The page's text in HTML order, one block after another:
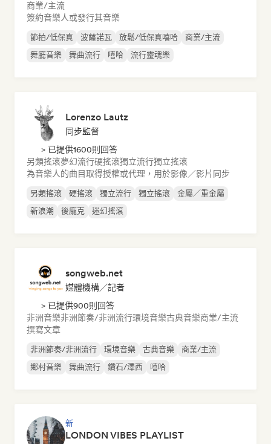
商業/主流
簽約音樂人或發行其音樂
節拍/低保真 波薩諾瓦 放鬆/低保真嘻哈
商業/主流
舞廳音樂
舞曲流行 嘻哈 流行靈魂樂
Lorenzo Lautz
同步監督
> 已提供1600則回答
另類搖滾夢幻流行硬搖滾獨立流行獨立搖滾
為音樂人的曲目取得授權或代理，用於影像／影片同步
另類搖滾 硬搖滾 獨立流行 獨立搖滾
金屬／重金屬
新浪潮
後龐克 迷幻搖滾
songweb.net
媒體機構／記者
> 已提供900則回答
非洲音樂非洲節奏/非洲流行環境音樂古典音樂商業/主流
撰寫文章
非洲節奏/非洲流行 環境音樂 古典音樂
商業/主流
鄉村音樂
舞曲流行 鑽石/澤西 嘻哈
新
LONDON VIBES PLAYLIST